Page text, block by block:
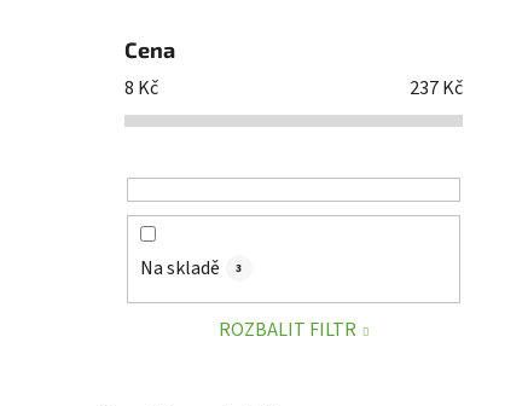
Cena
8 Kč 237Kč
Na skladě 3
ROZBALIT FILTR